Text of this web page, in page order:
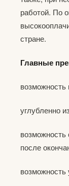
работой. По
стране.
Главные
углубленно
возможность
после